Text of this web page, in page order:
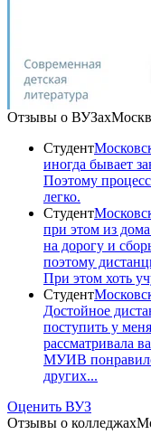
Отзывы о ВУЗах
Студент
иногда бывает
Поэтому
легко.
Студент
при этом из
на дорогу и
поэтому
При этом хоть
Студент
Достойное
поступить у
рассматривала
МУИВ
других...
Оценить ВУЗ
Отзывы о колледжах